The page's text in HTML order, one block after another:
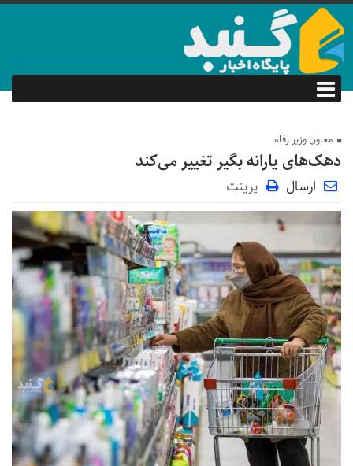
معاون وزیر رفاه
دهک‌های یارانه بگیر تغییر می‌کند‌
ارسال پرینت